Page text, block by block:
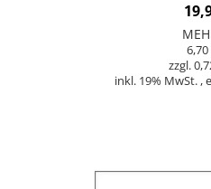
6,70
inkl. 19% MwSt. ,